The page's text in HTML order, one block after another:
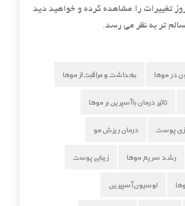
تغییرات را مشاهده کرده و خواهید دید
سالم تر به نظر می رسد.
در موها بهداشت و مراقبت از موها
تاثیر درمان با آسپرین بر موها
پوست درمان ریزش مو
رشد سریع موها زیبایی پوست
لوسیون آسپیرین